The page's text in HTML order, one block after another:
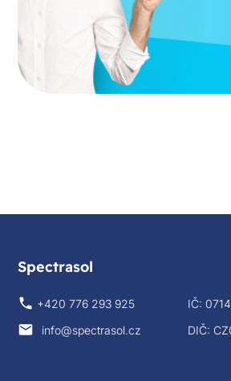
Spectrasol
+420 776 293 925
info@spectrasol.cz
IČ:
DIČ: